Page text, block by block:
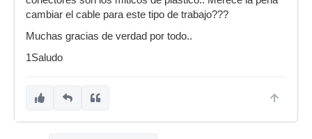
cambiar el cable para este tipo de trabajo???
Muchas gracias de verdad por todo..
1Saludo